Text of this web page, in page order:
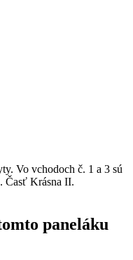
Vo vchodoch č. 1 a 3 sú
Časť Krásna II.
paneláku